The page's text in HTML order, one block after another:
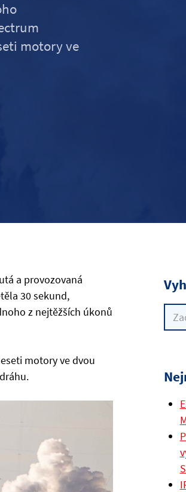
motory ve
a provozovaná
30 sekund,
z nejtěžších úkonů
motory ve dvou